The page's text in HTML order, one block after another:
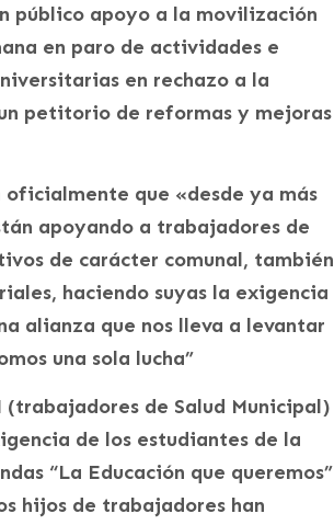
público apoyo a la movilización
en paro de actividades e
en rechazo a la
petitorio de reformas y mejoras
que «desde ya más
apoyando a trabajadores de
de carácter comunal, también
haciendo suyas la exigencia
alianza que nos lleva a levantar
una sola lucha”
(trabajadores de Salud Municipal)
de los estudiantes de la
“La Educación que queremos”
hijos de trabajadores han